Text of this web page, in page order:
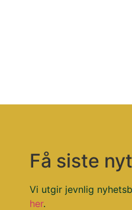
Få siste
Vi utgir jevnlig
her.